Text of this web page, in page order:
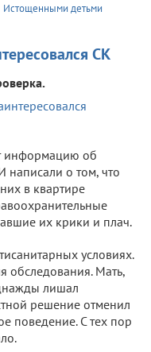
Истощенными детьми
СК
информацию об
написали о том, что
в квартире
их крики и плач.
условиях.
обследования. Мать,
лишал
решение отменил
поведение. С тех пор